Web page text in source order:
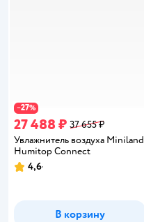
−27%
27 488 ₽ 37 655 ₽
Увлажнитель воздуха Miniland
Humitop Connect
Рейтинг:
4,6
В корзину